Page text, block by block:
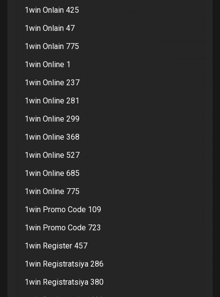
1win Onlain 425
1win Onlain 47
1win Onlain 775
1win Online 1
1win Online 237
1win Online 281
1win Online 299
1win Online 368
1win Online 527
1win Online 685
1win Online 775
1win Promo Code 109
1win Promo Code 723
1win Register 457
1win Registratsiya 286
1win Registratsiya 380